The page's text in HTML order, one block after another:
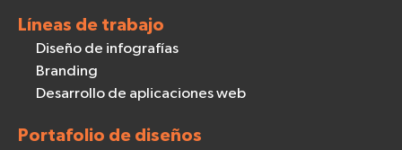
Líneas de trabajo
Diseño de infografías
Branding
Desarrollo de aplicaciones web
Portafolio de diseños